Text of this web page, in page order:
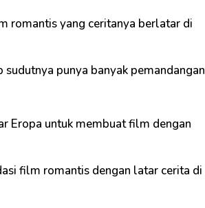
romantis yang ceritanya berlatar di
punya banyak pemandangan
Eropa untuk membuat film dengan
film romantis dengan latar cerita di